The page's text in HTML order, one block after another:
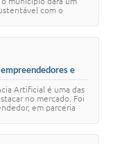
com o
e
Artificial é uma das
no mercado. Foi
em parceria